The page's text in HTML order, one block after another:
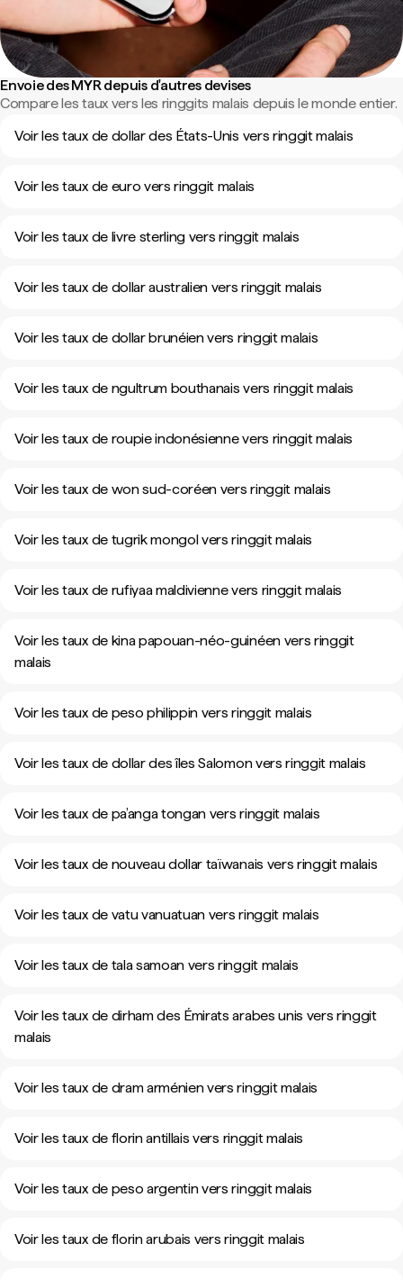
Envoie des MYR depuis d'autres devises
Compare les taux vers les ringgits malais depuis le monde entier.
Voir les taux de dollar des États-Unis vers ringgit malais
Voir les taux de euro vers ringgit malais
Voir les taux de livre sterling vers ringgit malais
Voir les taux de dollar australien vers ringgit malais
Voir les taux de dollar brunéien vers ringgit malais
Voir les taux de ngultrum bouthanais vers ringgit malais
Voir les taux de roupie indonésienne vers ringgit malais
Voir les taux de won sud-coréen vers ringgit malais
Voir les taux de tugrik mongol vers ringgit malais
Voir les taux de rufiyaa maldivienne vers ringgit malais
Voir les taux de kina papouan-néo-guinéen vers ringgit
malais
Voir les taux de peso philippin vers ringgit malais
Voir les taux de dollar des îles Salomon vers ringgit malais
Voir les taux de pa’anga tongan vers ringgit malais
Voir les taux de nouveau dollar taïwanais vers ringgit malais
Voir les taux de vatu vanuatuan vers ringgit malais
Voir les taux de tala samoan vers ringgit malais
Voir les taux de dirham des Émirats arabes unis vers ringgit
malais
Voir les taux de dram arménien vers ringgit malais
Voir les taux de florin antillais vers ringgit malais
Voir les taux de peso argentin vers ringgit malais
Voir les taux de florin arubais vers ringgit malais